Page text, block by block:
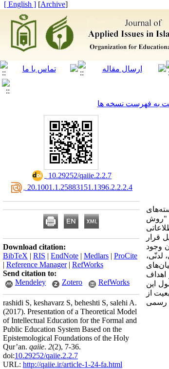
[
Archive
]
[ English ]
به فهرست نسخه ها
"روش
قرار
وجود
لدنّی،
این
از
رسمی
‎ 10.29252/qaiie.2.2.7
‎ 20.1001.1.25883151.1396.2.2.2.4
Download citation:
BibTeX | RIS | EndNote | Medlars | ProCite
| Reference Manager| RefWorks
Send citation to:
Mendeley
Zotero RefWorks
rashidi S, keshavarz S, beheshti S, salehi A.
(2017). Presentation of a Theoretical Model
of Intellectual Education for the Formal and
Public Education System Based on the
Epistemological Foundations of the Holy
Qur’an. qaiie. 2(2), 7-36.
doi:10.29252/qaiie.2.2.7
URL: http://qaiie.ir/article-1-24-fa.html